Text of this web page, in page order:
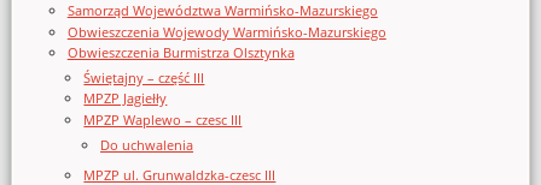
Samorząd Województwa Warmińsko-Mazurskiego
Obwieszczenia Wojewody Warmińsko-Mazurskiego
Obwieszczenia Burmistrza Olsztynka
Świętajny – część III
MPZP Jagiełły
MPZP Waplewo – czesc III
Do uchwalenia
MPZP ul. Grunwaldzka-czesc III